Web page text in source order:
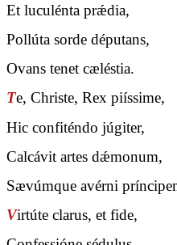
Et luculénta prǽdia,
Pollúta sorde députans,
Ovans tenet cæléstia.
Te, Christe, Rex piíssime,
Hic confiténdo júgiter,
Calcávit artes dǽmonum,
Sævúmque avérni
Virtúte clarus, et fide,